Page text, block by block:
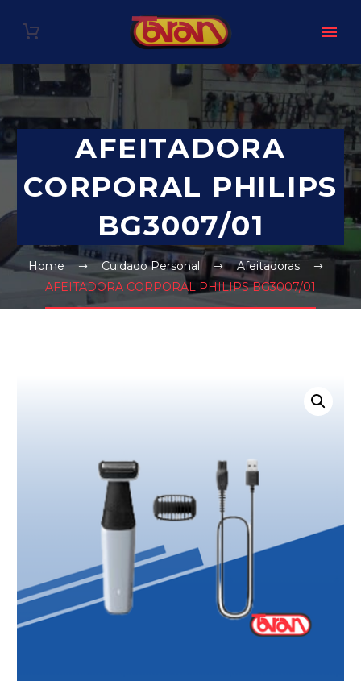
AFEITADORA
CORPORAL PHILIPS
BG3007/01
Home Cuidado Personal
Afeitadoras
AFEITADORA CORPORAL PHILIPS BG3007/01